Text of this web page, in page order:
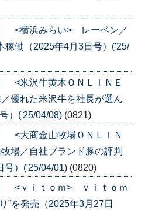
<横浜みらい> レーベン／
稼働（2025年4月3日号）('25/
<米沢牛黄木ＯＮＬＩＮＥ
優れた米沢牛を社長が選ん
）('25/04/08) (0821)
<大商金山牧場ＯＮＬＩＮ
場／自社ブランド豚の評判
号）('25/04/01) (0820)
<ｖｉｔｏｍ> ｖｉｔｏｍ
”を発売（2025年3月27日